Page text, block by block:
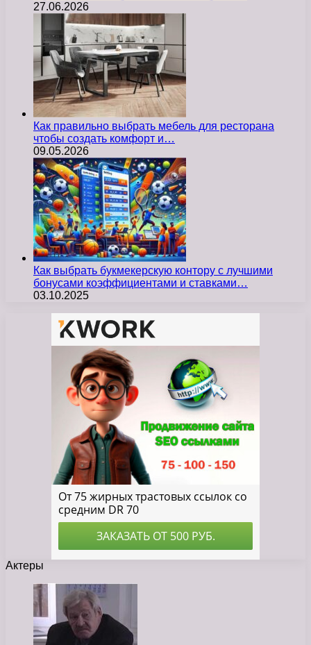
27.06.2026
Как правильно выбрать мебель для ресторана
чтобы создать комфорт и…
09.05.2026
Как выбрать букмекерскую контору с лучшими
бонусами коэффициентами и ставками…
03.10.2025
Актеры